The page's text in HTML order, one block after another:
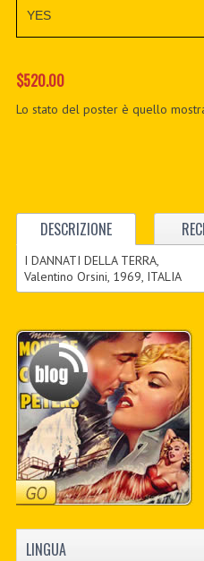
YES
$520.00
Lo stato del poster è quello
DESCRIZIONE
I DANNATI DELLA TERRA,
Valentino Orsini, 1969, ITALIA
LINGUA